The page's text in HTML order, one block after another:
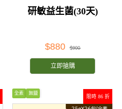
菌★
研敏益生菌(30天)
$880 $900
立即搶購
限時 86 折
全素 無鹽